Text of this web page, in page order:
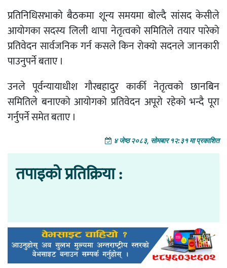
प्रतिनिधिसभाको बैठकमा शून्य समयमा बोल्दै सांसद केसीले
आयोगका सदस्य लिली थापा नेतृत्वको समितिले तयार पारेको
प्रतिवेदन सार्वजनिक गर्न कसले किन रोक्यो सदनले जानकारी
पाउनुपर्ने बताए ।
उनले पूर्वन्यायाधीश गौरबहादुर कार्की नेतृत्वको छानबिन
समितिले बनाएको आयोगको प्रतिवेदन अपूरो रहेको भन्दै पूरा
गर्नुपर्ने समेत बताए ।
४ जेष्ठ २०८३, सोमबार १२:३१ मा प्रकाशित
तपाइको प्रतिक्रिया :